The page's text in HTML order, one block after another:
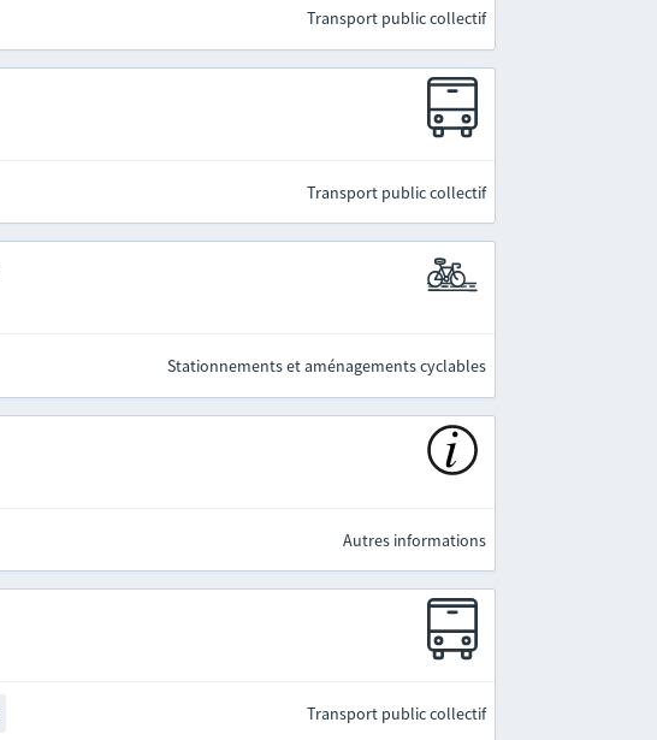
Transport public collectif
Transport public collectif
Stationnements et aménagements cyclables
Autres informations
Transport public collectif